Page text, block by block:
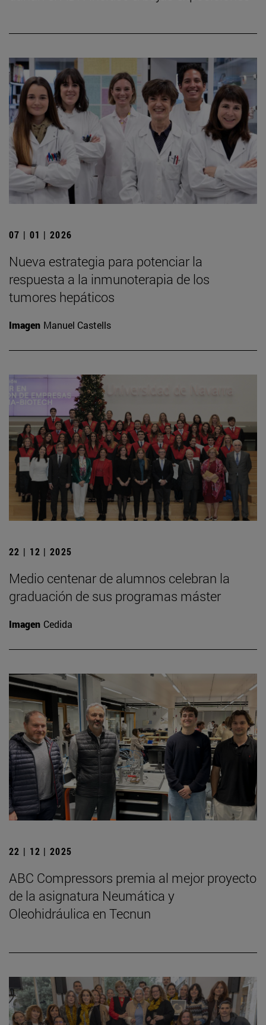
07 | 01 | 2026
Nueva estrategia para potenciar la
respuesta a la inmunoterapia de los
tumores hepáticos
Imagen Manuel Castells
22 | 12 | 2025
Medio centenar de alumnos celebran la
graduación de sus programas máster
Imagen Cedida
22 | 12 | 2025
ABC Compressors premia al mejor proyecto
de la asignatura Neumática y
Oleohidráulica en Tecnun